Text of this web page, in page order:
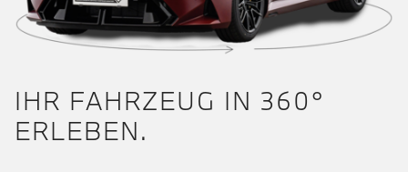
IHR FAHRZEUG IN 360°
ERLEBEN.